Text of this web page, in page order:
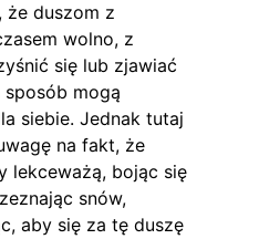
że duszom z
wolno, z
się lub zjawiać
mogą
siebie. Jednak tutaj
na fakt, że
lekceważą, bojąc się
snów,
aby się za tę duszę